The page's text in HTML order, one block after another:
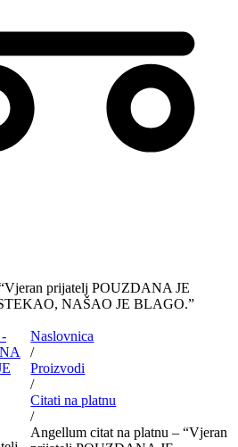
prijatelj POUZDANA JE
NAŠAO JE BLAGO.”
Naslovnica
/
Proizvodi
/
Citati na platnu
/
Angellum citat na platnu – “Vjeran